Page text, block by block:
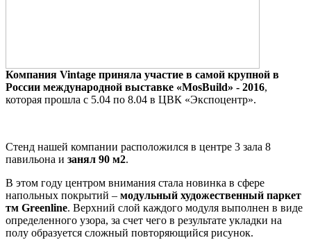
Компания Vintage приняла участие в самой крупной в
России международной выставке «MosBuild» - 2016,
которая прошла с 5.04 по 8.04 в ЦВК «Экспоцентр».
Стенд нашей компании расположился в центре 3 зала 8
павильона и занял 90 м2.
В этом году центром внимания стала новинка в сфере
напольных покрытий – модульный художественный паркет
тм Greenline. Верхний слой каждого модуля выполнен в виде
определенного узора, за счет чего в результате укладки на
полу образуется сложный повторяющийся рисунок.